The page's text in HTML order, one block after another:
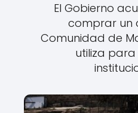
El Gobierno
comprar un
Comunidad de
utiliza para